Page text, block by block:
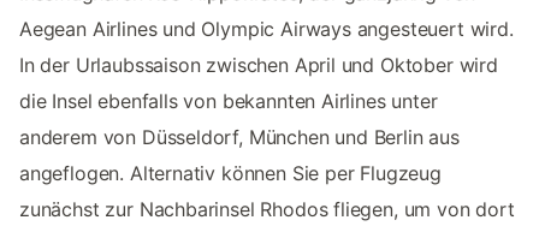
Aegean Airlines und Olympic Airways angesteuert wird.
In der Urlaubssaison zwischen April und Oktober wird
die Insel ebenfalls von bekannten Airlines unter
anderem von Düsseldorf, München und Berlin aus
angeflogen. Alternativ können Sie per Flugzeug
zunächst zur Nachbarinsel Rhodos fliegen, um von dort